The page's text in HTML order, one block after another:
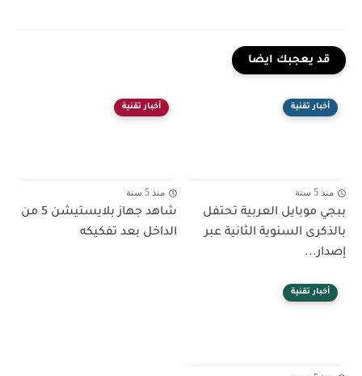
قد يعجبك ايضا
أخبار تقنية
منذ 5 سنة
ببجي موبايل العربية تحتفل
بالذكرى السنوية الثانية عبر
إصدار...
أخبار تقنية
منذ 5 سنة
شاهد جهاز بلايستيشن 5 من
الداخل بعد تفكيكه
أخبار تقنية